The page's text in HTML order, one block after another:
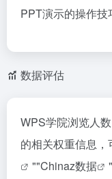
PPT演示的操作技
数据评估
WPS学院浏览人
的相关权重信息，
""Chinaz数据